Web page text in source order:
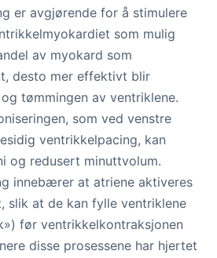
er avgjørende for å stimulere
som mulig
av myokard som
desto mer effektivt blir
tømmingen av ventriklene.
som ved venstre
ventrikkelpacing, kan
og redusert minuttvolum.
innebærer at atriene aktiveres
slik at de kan fylle ventriklene
før ventrikkelkontraksjonen
disse prosessene har hjertet